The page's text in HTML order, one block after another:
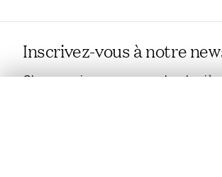
Inscrivez-vous à notre
Chaque mois, vous recevrez les